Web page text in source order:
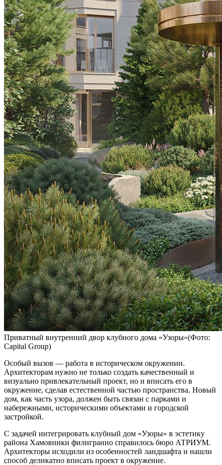
Приватный внутренний двор клубного дома «Узоры»(Фото:
Capital Group)
Особый вызов — работа в историческом окружении.
Архитекторам нужно не только создать качественный и
визуально привлекательный проект, но и вписать его в
окружение, сделав естественной частью пространства. Новый
дом, как часть узора, должен быть связан с парками и
набережными, историческими объектами и городской
застройкой.
С задачей интегрировать клубный дом «Узоры» в эстетику
района Хамовники филигранно справилось бюро АТРИУМ.
Архитекторы исходили из особенностей ландшафта и нашли
способ деликатно вписать проект в окружение.